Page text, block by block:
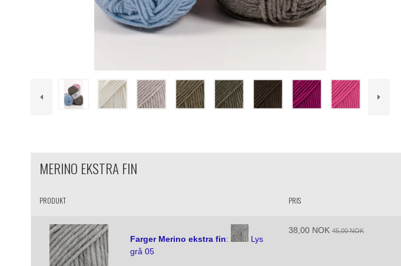
MERINO EKSTRA FIN
PRODUKT PRIS
Farger Merino ekstra fin:
Lys
grå 05
38,00 NOK 45,00 NOK